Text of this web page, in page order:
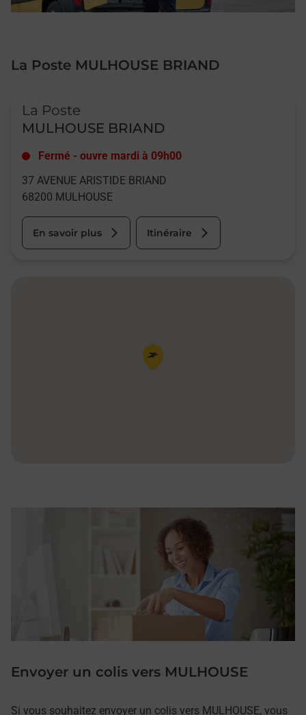
La Poste MULHOUSE BRIAND
La Poste
MULHOUSE BRIAND
Fermé - ouvre mardi à 09h00
37 AVENUE ARISTIDE BRIAND
68200 MULHOUSE
En savoir plus Itinéraire
Pin de la carte
Envoyer un colis vers MULHOUSE
Si vous souhaitez envoyer un colis vers MULHOUSE, vous